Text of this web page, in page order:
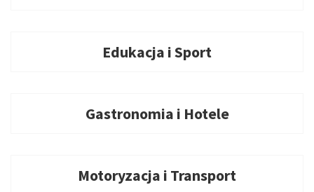
Edukacja i Sport
Gastronomia i Hotele
Motoryzacja i Transport